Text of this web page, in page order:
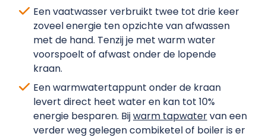
Een vaatwasser verbruikt twee tot drie keer
zoveel energie ten opzichte van afwassen
met de hand. Tenzij je met warm water
voorspoelt of afwast onder de lopende
kraan.
Een warmwatertappunt onder de kraan
levert direct heet water en kan tot 10%
energie besparen. Bijwarm tapwatervan een
verder weg gelegen combiketel of boiler is er